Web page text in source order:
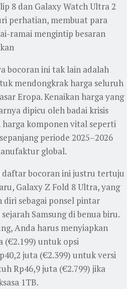
8 dan Galaxy Watch Ultra 2
perhatian, membuat para
ramai mengintip besaran
bocoran ini tak lain adalah
mendongkrak harga seluruh
Eropa. Kenaikan harga yang
dipicu oleh badai krisis
harga komponen vital seperti
periode 2025–2026
global.
daftar bocoran ini justru tertuju
Galaxy Z Fold 8 Ultra, yang
diri sebagai ponsel pintar
Samsung di benua biru.
Anda harus menyiapkan
(€2.199) untuk opsi
juta (€2.399) untuk versi
Rp46,9 juta (€2.799) jika
1TB.